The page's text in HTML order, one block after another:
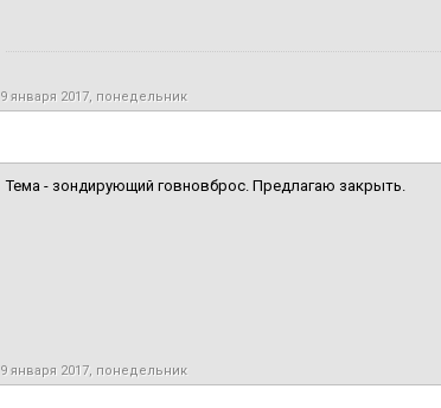
9 января 2017, понедельник
Тема - зондирующий говновброс. Предлагаю закрыть.
9 января 2017, понедельник